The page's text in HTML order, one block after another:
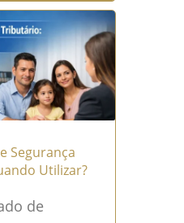
no
Leia
Segurança
Utilizar?
de